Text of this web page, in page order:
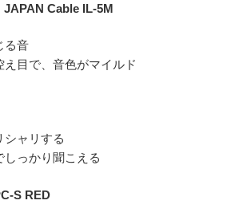
JAPAN Cable IL-5M
る音
え目で、音色がマイルド
シャリする
しっかり聞こえる
S RED